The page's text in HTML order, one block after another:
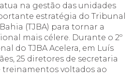
na gestão das unidades
estratégia do Tribunal
(TJBA) para tornar a
mais célere. Durante o 2º
do TJBA Acelera, em Luís
25 diretores de secretaria
voltados ao